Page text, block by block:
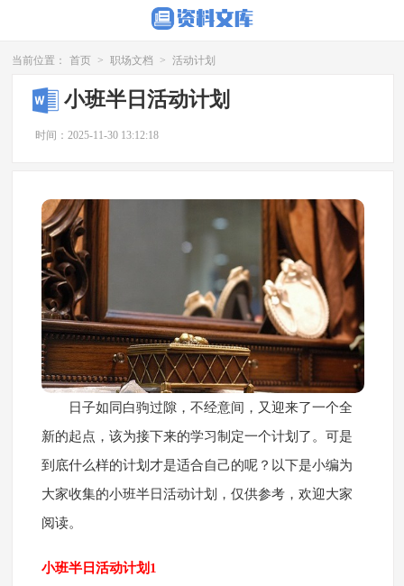
当前位置： 首页 > 职场文档 > 活动计划
小班半日活动计划
时间：2025-11-30 13:12:18
日子如同白驹过隙，不经意间，又迎来了一个全
新的起点，该为接下来的学习制定一个计划了。可是
到底什么样的计划才是适合自己的呢？以下是小编为
大家收集的小班半日活动计划，仅供参考，欢迎大家
阅读。
小班半日活动计划1